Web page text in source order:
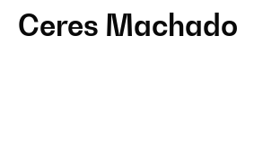
Ceres Machado